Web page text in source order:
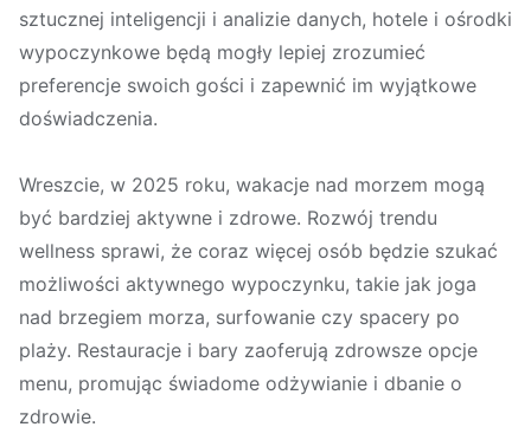
sztucznej inteligencji i analizie danych, hotele i ośrodki
wypoczynkowe będą mogły lepiej zrozumieć
preferencje swoich gości i zapewnić im wyjątkowe
doświadczenia.
Wreszcie, w 2025 roku, wakacje nad morzem mogą
być bardziej aktywne i zdrowe. Rozwój trendu
wellness sprawi, że coraz więcej osób będzie szukać
możliwości aktywnego wypoczynku, takie jak joga
nad brzegiem morza, surfowanie czy spacery po
plaży. Restauracje i bary zaoferują zdrowsze opcje
menu, promując świadome odżywianie i dbanie o
zdrowie.